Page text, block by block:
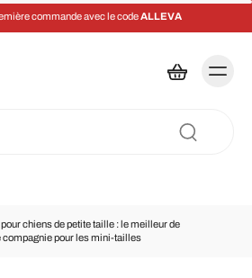
commande avec le codeALLEVA
chiens de petite taille : le meilleur de
pour les mini-tailles